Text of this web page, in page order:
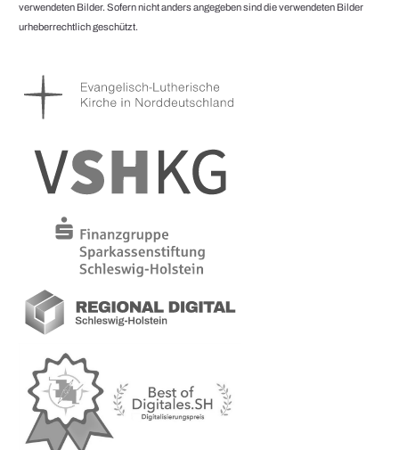
verwendeten Bilder. Sofern nicht anders angegeben sind die verwendeten Bilder
urheberrechtlich geschützt.